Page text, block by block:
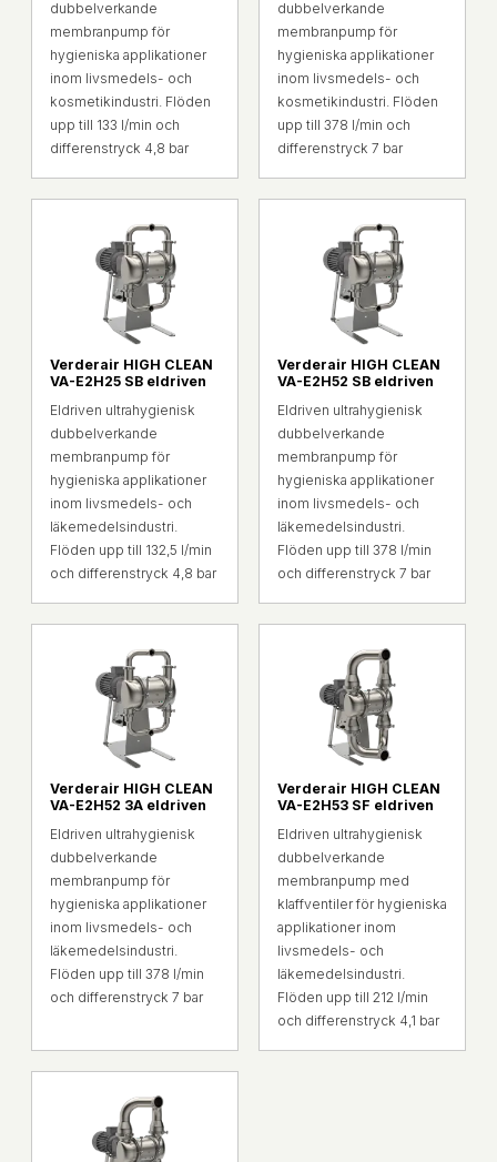
dubbelverkande
membranpump för
hygieniska applikationer
inom livsmedels- och
kosmetikindustri. Flöden
upp till 133 l/min och
differenstryck 4,8 bar
dubbelverkande
membranpump för
hygieniska applikationer
inom livsmedels- och
kosmetikindustri. Flöden
upp till 378 l/min och
differenstryck 7 bar
Verderair HIGH CLEAN
VA-E2H25 SB eldriven
Eldriven ultrahygienisk
dubbelverkande
membranpump för
hygieniska applikationer
inom livsmedels- och
läkemedelsindustri.
Flöden upp till 132,5 l/min
och differenstryck 4,8 bar
Verderair HIGH CLEAN
VA-E2H52 SB eldriven
Eldriven ultrahygienisk
dubbelverkande
membranpump för
hygieniska applikationer
inom livsmedels- och
läkemedelsindustri.
Flöden upp till 378 l/min
och differenstryck 7 bar
Verderair HIGH CLEAN
VA-E2H52 3A eldriven
Eldriven ultrahygienisk
dubbelverkande
membranpump för
hygieniska applikationer
inom livsmedels- och
läkemedelsindustri.
Flöden upp till 378 l/min
och differenstryck 7 bar
Verderair HIGH CLEAN
VA-E2H53 SF eldriven
Eldriven ultrahygienisk
dubbelverkande
membranpump med
klaffventiler för hygieniska
applikationer inom
livsmedels- och
läkemedelsindustri.
Flöden upp till 212 l/min
och differenstryck 4,1 bar